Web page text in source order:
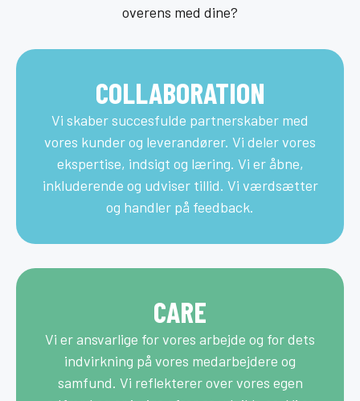
overens med dine?
COLLABORATION
Vi skaber succesfulde partnerskaber med
vores kunder og leverandører. Vi deler vores
ekspertise, indsigt og læring. Vi er åbne,
inkluderende og udviser tillid. Vi værdsætter
og handler på feedback.
CARE
Vi er ansvarlige for vores arbejde og for dets
indvirkning på vores medarbejdere og
samfund. Vi reflekterer over vores egen